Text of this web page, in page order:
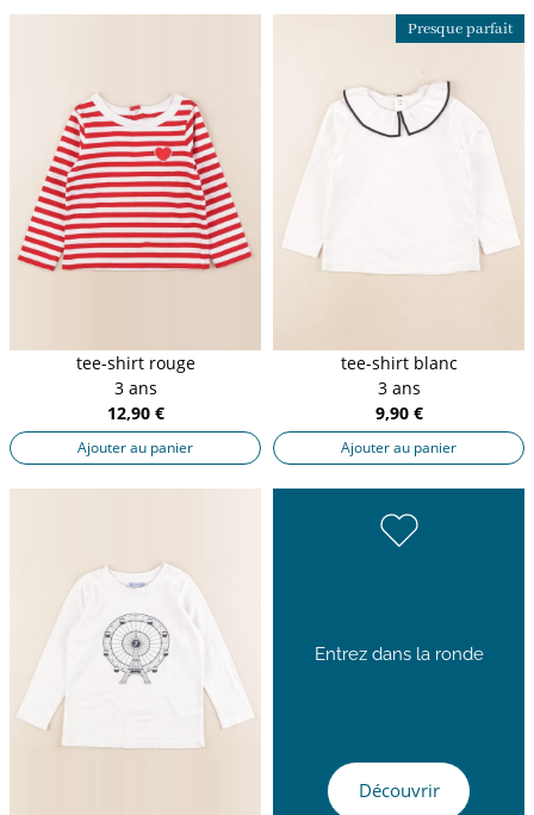
tee-shirt rouge
3 ans
12,90 €
Ajouter au panier
Presque parfait
tee-shirt blanc
3 ans
9,90 €
Ajouter au panier
Entrez dans la ronde
Découvrir